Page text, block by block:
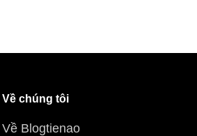
Về chúng tôi
Về Blogtienao